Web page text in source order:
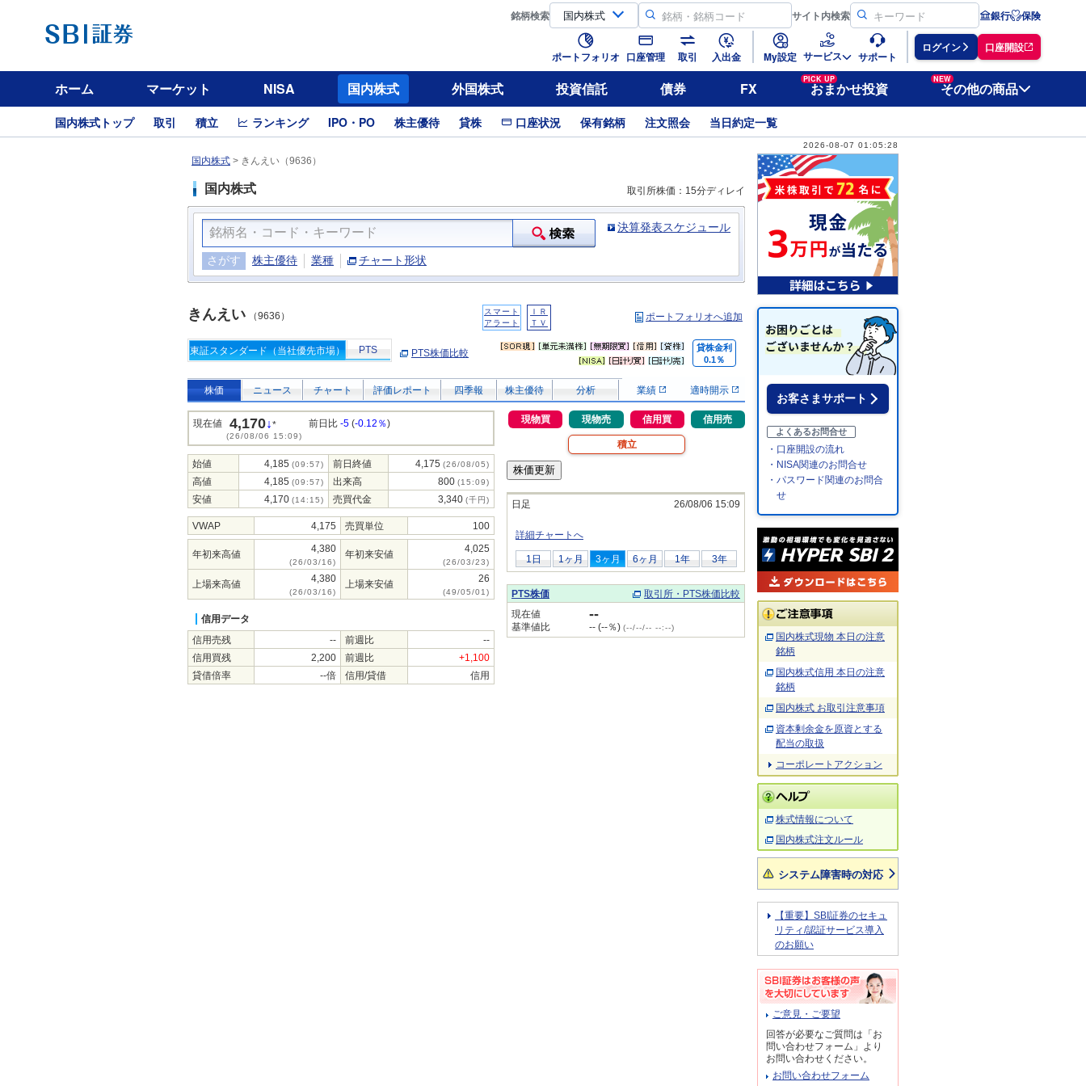
銘柄検索 サイト内検索 銀行 保険
ポートフォリオ 口座管理 取引 入出金 My設定 サービス サポート
ログイン 口座開設
ホーム マーケット NISA 国内株式 外国株式 投資信託 債券 FX
PICK UP
おまかせ投資
NEW
その他の商品
国内株式トップ 取引 積立 ランキング IPO・PO 株主優待 貸株 口座状況 保有銘柄 注文照会 当日約定一覧
2026-08-07 01:05:28
国内株式 > きんえい（9636）
国内株式 取引所株価：15分ディレイ
決算発表スケジュール
さがす 株主優待 業種 チャート形状
きんえい （9636）
スマート
アラート
ＩＲ
ＴＶ
ポートフォリオへ追加
東証スタンダード（当社優先市場） PTS PTS株価比較
貸株金利
0.1％
株価 ニュース チャート 評価レポート 四季報 株主優待 分析 業績 適時開示
現在値 4,170↓*
(26/08/06 15:09)
前日比 -5 (-0.12％)
始値 4,185 (09:57) 前日終値 4,175 (26/08/05)
高値 4,185 (09:57) 出来高 800 (15:09)
安値 4,170 (14:15) 売買代金 3,340 (千円)
VWAP 4,175 売買単位 100
年初来高値 4,380
(26/03/16)
年初来安値 4,025
(26/03/23)
上場来高値 4,380
(26/03/16)
上場来安値 26
(49/05/01)
信用データ
信用売残
-- 前週比
--
信用買残
2,200 前週比
+1,100
貸借倍率
--倍 信用/貸借 信用
現物買 現物売 信用買 信用売
積立
日足 26/08/06 15:09
詳細チャートへ
1日 1ヶ月 3ヶ月 6ヶ月 1年 3年
PTS株価
取引所・PTS株価比較
現在値
--
基準値比 -- (--％) (--/--/-- --:--)
お客さまサポート
よくあるお問合せ
・口座開設の流れ
・NISA関連のお問合せ
・パスワード関連のお問合
せ
国内株式現物 本日の注意
銘柄
国内株式信用 本日の注意
銘柄
国内株式 お取引注意事項
資本剰余金を原資とする
配当の取扱
コーポレートアクション
株式情報について
国内株式注文ルール
システム障害時の対応
【重要】SBI証券のセキュ
リティ/認証サービス導入
のお願い
ご意見・ご要望
回答が必要なご質問は「お
問い合わせフォーム」より
お問い合わせください。
お問い合わせフォーム